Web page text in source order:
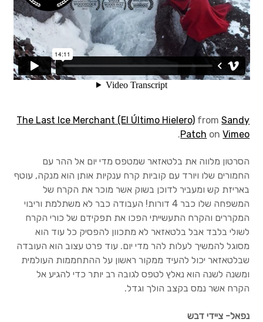
טיהור ונשיאת מים
מעילים מבודדים
מעילים קשיחים
ציוד בטיחות
שקי שינה ומזרנים
תקשורת לווינית
טלפונים לוויניים
תרמילים בינוניים
The Last Ice Merchant (El Último Hielero) fromSandy
Patch onVimeo
.
הסרטון מלווה את בלטאזאר שמטפס מדי יום אל ההר עם
החמורים שלו ויורד עם קוביות קרח ענקיות אותן הוא מנקה, עוטף
באריזת קש ומעביר לדוכן בשוק אשר מוכר את הקרח של
המשפחה שלו כבר 4 דורות! העבודה כבר לא משתלמת וריבוי
המקררים והקרח התעשייתי הפכו את תפקידם של כורי הקרח
לשולי בלבד אבל בלטאזאר לא מתכוון להפסיק כל עוד הוא
מסוגל להמשיך לעלות להר מדי יום. עוד פרט עצוב הוא העובדה
שבלטאזאר יכול להעיד ממקור ראשון על ההתחממות העולמית
ומשנה לשנה הוא נאלץ לטפס לגובה רב יותר כדי להגיע אל
הקרח אשר נמס בקצב הולך וגדל.
נפאל- ציידי דבש